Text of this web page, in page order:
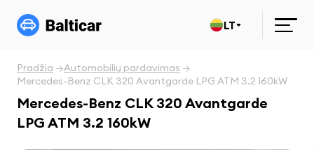
LT
Pradžia
Automobilių pardavimas
Mercedes-Benz CLK 320 Avantgarde LPG ATM 3.2 160kW
Mercedes-Benz CLK 320 Avantgarde
LPG ATM 3.2 160kW